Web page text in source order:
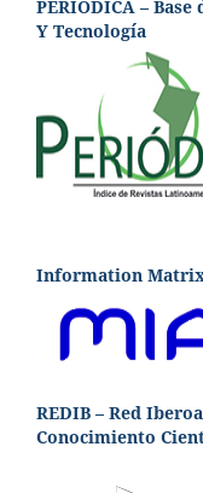
PERIÓDICA –
Y Tecnología
Information
REDIB – Red
Conocimiento